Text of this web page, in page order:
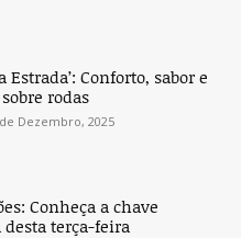
Estrada’: Conforto, sabor e
rodas
Dezembro, 2025
Conheça a chave
desta terça-feira